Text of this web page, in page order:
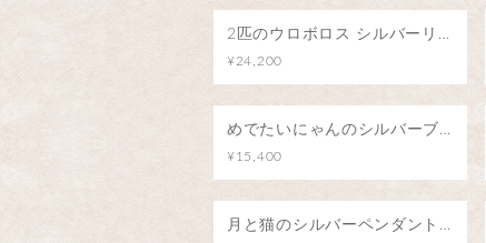
2匹のウロボロス シルバーリング/∞
¥24,200
めでたいにゃんのシルバーブローチ（ピンバッジ）
¥15,400
月と猫のシルバーペンダント（ロードライトガーネット）